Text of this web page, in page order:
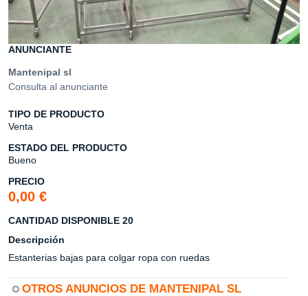
ANUNCIANTE
Mantenipal sl
Consulta al anunciante
TIPO DE PRODUCTO
Venta
ESTADO DEL PRODUCTO
Bueno
PRECIO
0,00 €
CANTIDAD DISPONIBLE 20
Descripción
Estanterias bajas para colgar ropa con ruedas
OTROS ANUNCIOS DE MANTENIPAL SL